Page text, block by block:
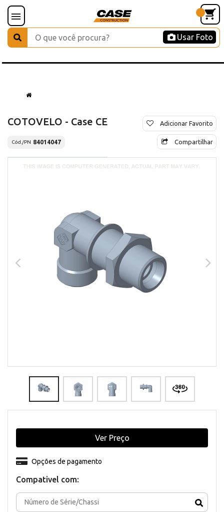
Usar Foto
COTOVELO - Case CE
Cód./PN 84014047
Adicionar Favorito
Compartilhar
Compativel com:
Opções de pagamento
Ver Preço